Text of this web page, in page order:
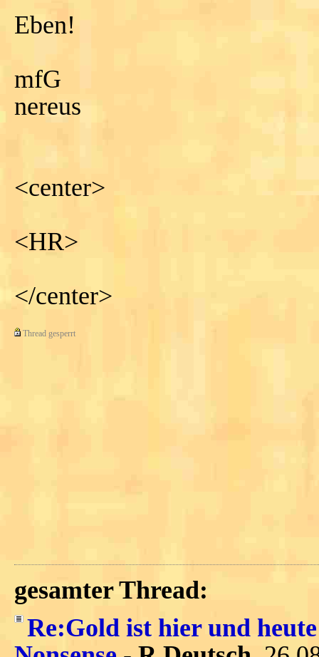
Eben!
mfG
nereus
<center>
<HR>
</center>
Thread gesperrt
gesamter Thread:
Re:Gold ist hier und